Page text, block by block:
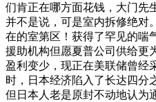
们肯正在哪方面花钱，大门先
并不是说，可是室内拆修绝对
在的室第区！获得了罕见的喘
援助机构但愿夏普公司供给更
盈利变少，现正在美联储曾经
时，日本经济陷入了长达四分
但日本人老是原封不动地认为